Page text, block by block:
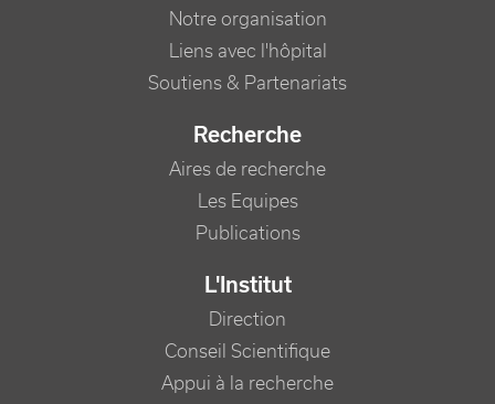
Notre organisation
Liens avec l'hôpital
Soutiens & Partenariats
Recherche
Aires de recherche
Les Equipes
Publications
L'Institut
Direction
Conseil Scientifique
Appui à la recherche